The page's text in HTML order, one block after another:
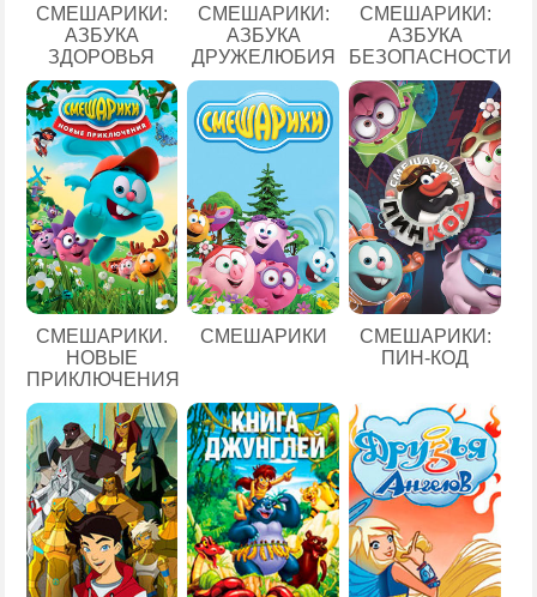
СМЕШАРИКИ:
АЗБУКА
ЗДОРОВЬЯ
СМЕШАРИКИ:
АЗБУКА
ДРУЖЕЛЮБИЯ
СМЕШАРИКИ:
АЗБУКА
БЕЗОПАСНОСТИ
СМЕШАРИКИ.
НОВЫЕ
ПРИКЛЮЧЕНИЯ
СМЕШАРИКИ
СМЕШАРИКИ:
ПИН-КОД